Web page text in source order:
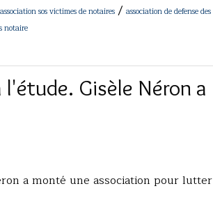
association sos victimes de notaires / association de defense des
notaire
Gisèle Néron a
a monté une association pour lutter